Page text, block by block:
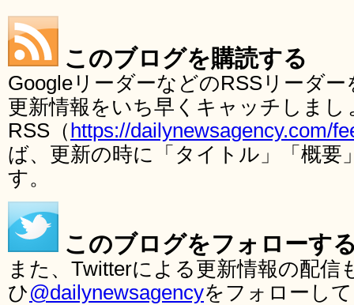
このブログを購読する
GoogleリーダーなどのRSSリーダ
更新情報をいち早くキャッチしま
RSS（ https://dailynewsagency.com/
ば、更新の時に「タイトル」「概要
す。
このブログをフォローす
また、Twitterによる更新情報の配
ひ@dailynewsagencyをフォローし